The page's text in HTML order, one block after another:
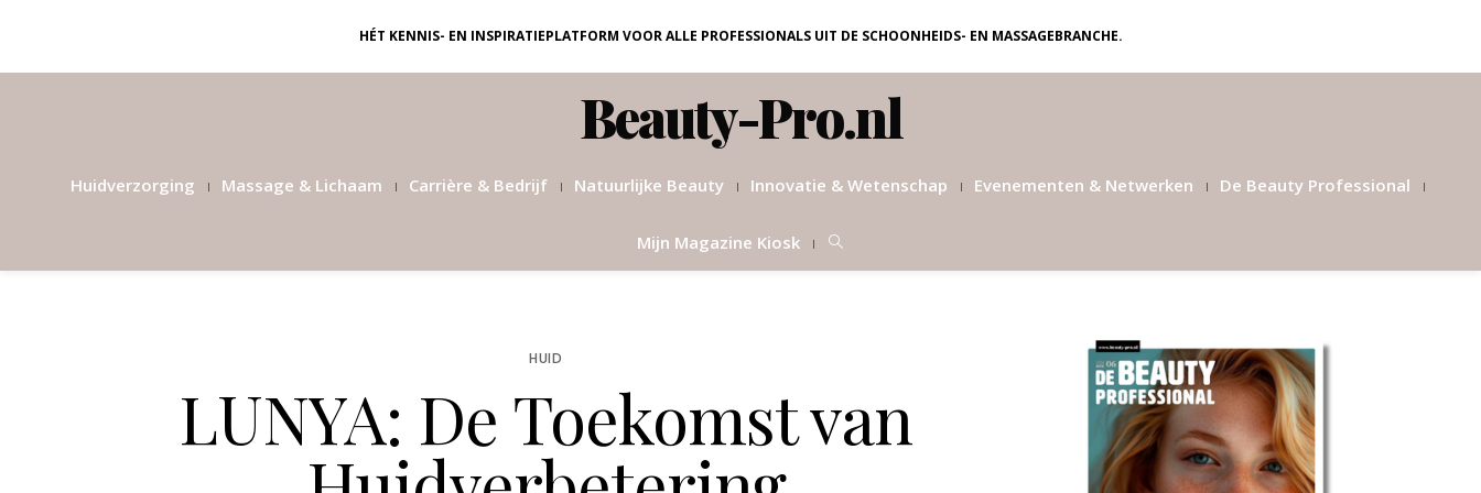
HÉT KENNIS- EN INSPIRATIEPLATFORM VOOR ALLE PROFESSIONALS UIT DE SCHOONHEIDS- EN MASSAGEBRANCHE.
Beauty-Pro.nl
Huidverzorging Massage & Lichaam Carrière & Bedrijf Natuurlijke Beauty Innovatie & Wetenschap Evenementen & Netwerken De Beauty Professional
Mijn Magazine Kiosk
HUID
LUNYA: De Toekomst van